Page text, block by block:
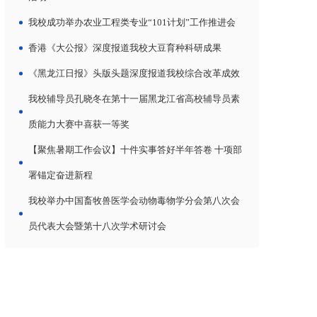
我校成功举办农业工程类专业“101计划”工作推进会
香港《大公报》深度报道我校大豆育种科研成果
《黑龙江日报》头版头题深度报道我校综合改革成效
我校辅导员孔晓冬在第十一届黑龙江省高校辅导员素
质能力大赛中喜获一等奖
【聚焦暑期工作会议】十件实事答好半年答卷 十项部
署锚定奋进新程
我校举办中国畜牧兽医学会动物毒物学分会第八次会
员代表大会暨第十八次学术研讨会